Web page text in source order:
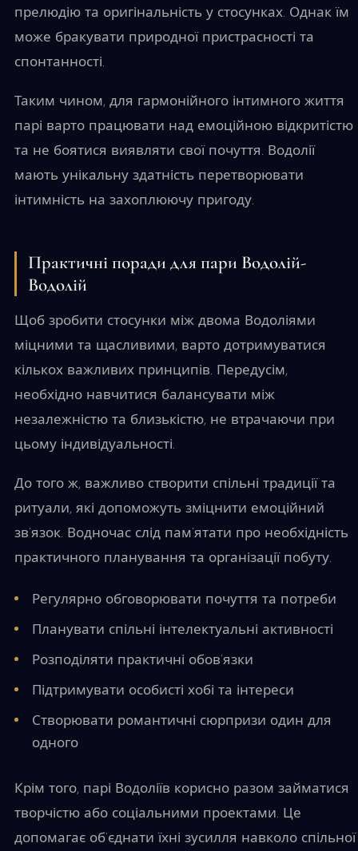
прелюдію та оригінальність у стосунках. Однак їм
може бракувати природної пристрасності та
спонтанності.
Таким чином, для гармонійного інтимного життя
парі варто працювати над емоційною відкритістю
та не боятися виявляти свої почуття. Водолії
мають унікальну здатність перетворювати
інтимність на захоплюючу пригоду.
Практичні поради для пари Водолій-
Водолій
Щоб зробити стосунки між двома Водоліями
міцними та щасливими, варто дотримуватися
кількох важливих принципів. Передусім,
необхідно навчитися балансувати між
незалежністю та близькістю, не втрачаючи при
цьому індивідуальності.
До того ж, важливо створити спільні традиції та
ритуали, які допоможуть зміцнити емоційний
зв’язок. Водночас слід пам’ятати про необхідність
практичного планування та організації побуту.
Регулярно обговорювати почуття та потреби
Планувати спільні інтелектуальні активності
Розподіляти практичні обов’язки
Підтримувати особисті хобі та інтереси
Створювати романтичні сюрпризи один для
одного
Крім того, парі Водоліїв корисно разом займатися
творчістю або соціальними проектами. Це
допомагає об’єднати їхні зусилля навколо спільної